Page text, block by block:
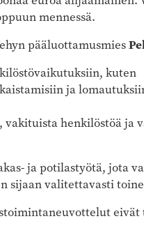
mennessä.
pääluottamusmies
kuten
ja
vakituista henkilöstöä ja
ja potilastyötä, jota
sijaan valitettavasti